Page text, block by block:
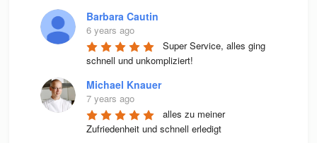
Barbara Cautin
6 years ago
Super Service, alles ging
schnell und unkompliziert!
Michael Knauer
7 years ago
alles zu meiner
Zufriedenheit und schnell erledigt